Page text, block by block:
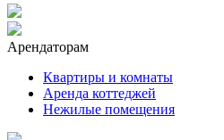
Арендаторам
Квартиры и комнаты
Аренда коттеджей
Нежилые помещения